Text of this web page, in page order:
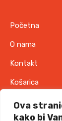
Ova
kako bi
Početna
O nama
Kontakt
Košarica
Pravila o zaštiti
privatnosti